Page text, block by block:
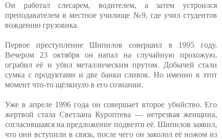
Он работал слесарем, водителем, а затем устроился
преподавателем в местное училище №9, где учил студентов
вождению грузовика.
Первое преступление Шипилов совершил в 1995 году.
Вечером 23 октября он напал на случайную прохожую,
ограбил её и убил металлическим прутом. Добычей стали
сумка с продуктами и две банки сливок. Но именно в этот
момент что-то щёлкнуло в его сознании.
Уже в апреле 1996 года он совершает второе убийство. Его
жертвой стала Светлана Куроптева — нетрезвая женщина,
согласившаяся на предложение подвезти её. Шипилов заявил,
что они вступили в связь, после чего он заколол её ножом из